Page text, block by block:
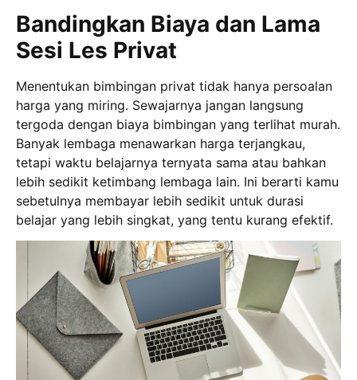
Bandingkan Biaya dan Lama
Sesi Les Privat
Menentukan bimbingan privat tidak hanya persoalan
harga yang miring. Sewajarnya jangan langsung
tergoda dengan biaya bimbingan yang terlihat murah.
Banyak lembaga menawarkan harga terjangkau,
tetapi waktu belajarnya ternyata sama atau bahkan
lebih sedikit ketimbang lembaga lain. Ini berarti kamu
sebetulnya membayar lebih sedikit untuk durasi
belajar yang lebih singkat, yang tentu kurang efektif.